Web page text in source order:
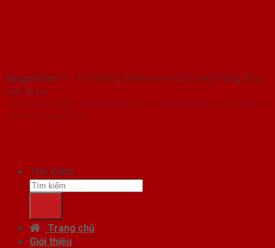
SaigonDoor™ - Hệ thống Showroom cửa thép hàng đầu
Việt Nam
Copyright ⓒ 2016 – 2026 SaigonDoor™ - www.bancuathep.com | Đơn vị
chủ quản SaigonDoor
Tìm kiếm:
Trang chủ
Giới thiệu